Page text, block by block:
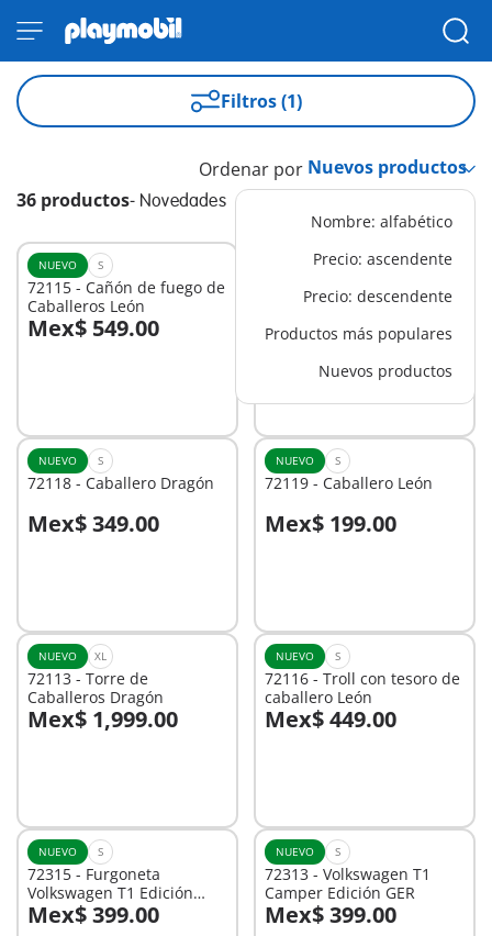
Filtros (1)
36 productos- Novedades
Ordenar por
Nombre: alfabético
Precio: ascendente
Precio: descendente
Productos más populares
Nuevos productos
NUEVO S
72115 - Cañón de fuego de
Caballeros León
Mex$ 549.00
A la cesta
XS
72108 - Sirena con regalo
Mex$ 349.00
A la cesta
NUEVO S
72118 - Caballero Dragón
Mex$ 349.00
A la cesta
NUEVO S
72119 - Caballero León
Mex$ 199.00
A la cesta
NUEVO XL
72113 - Torre de
Caballeros Dragón
Mex$ 1,999.00
A la cesta
NUEVO S
72116 - Troll con tesoro de
caballero León
Mex$ 449.00
A la cesta
NUEVO S
72315 - Furgoneta
Volkswagen T1 Edición
MEX
Mex$ 399.00
NUEVO S
72313 - Volkswagen T1
Camper Edición GER
Mex$ 399.00
A la cesta